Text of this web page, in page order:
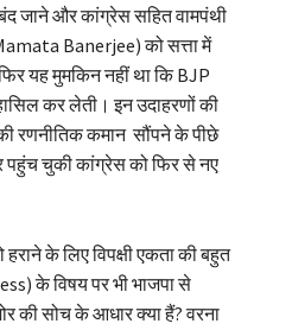
जाने और कांग्रेस सहित वामपंथी
Banerjee) को सत्ता में
यह मुमकिन नहीं था कि BJP
कर लेती। इन उदाहरणों की
की रणनीतिक कमान सौंपने के पीछे
पहुंच चुकी कांग्रेस को फिर से नए
के लिए विपक्षी एकता की बहुत
के विषय पर भी भाजपा से
की सोच के आधार क्या हैं? वरना